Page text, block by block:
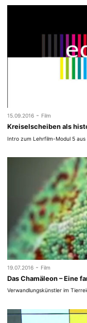
15.09.2016 - Film
Kreiselscheiben als
Intro zum Lehrfilm-Modul 5
19.07.2016 - Film
Das Chamäleon – Eine
Verwandlungskünstler im